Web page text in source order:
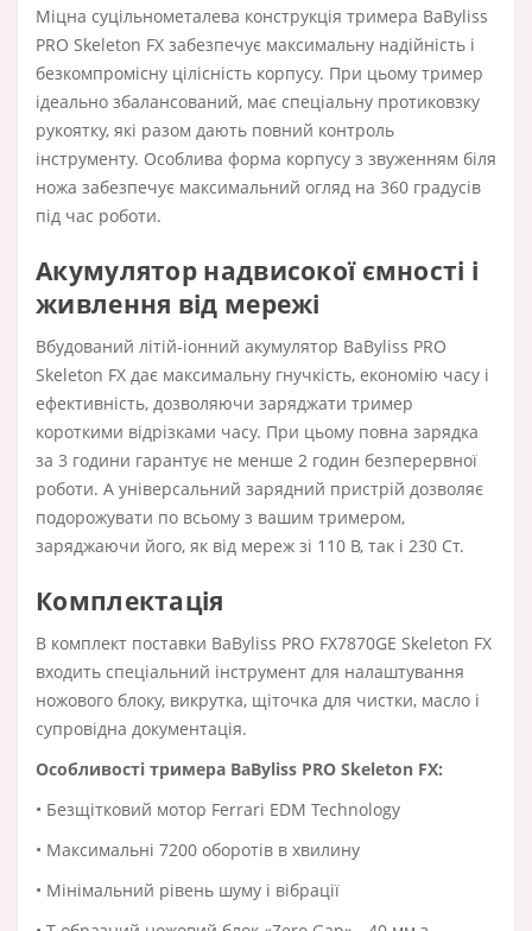
Міцна суцільнометалева конструкція тримера BaByliss
PRO Skeleton FX забезпечує максимальну надійність і
безкомпромісну цілісність корпусу. При цьому тример
ідеально збалансований, має спеціальну протиковзку
рукоятку, які разом дають повний контроль
інструменту. Особлива форма корпусу з звуженням біля
ножа забезпечує максимальний огляд на 360 градусів
під час роботи.
Акумулятор надвисокої ємності і
живлення від мережі
Вбудований літій-іонний акумулятор BaByliss PRO
Skeleton FX дає максимальну гнучкість, економію часу і
ефективність, дозволяючи заряджати тример
короткими відрізками часу. При цьому повна зарядка
за 3 години гарантує не менше 2 годин безперервної
роботи. А універсальний зарядний пристрій дозволяє
подорожувати по всьому з вашим тримером,
заряджаючи його, як від мереж зі 110 В, так і 230 Ст.
Комплектація
В комплект поставки BaByliss PRO FX7870GE Skeleton FX
входить спеціальний інструмент для налаштування
ножового блоку, викрутка, щіточка для чистки, масло і
супровідна документація.
Особливості тримера BaByliss PRO Skeleton FX:
• Безщітковий мотор Ferrari EDM Technology
• Максимальні 7200 оборотів в хвилину
• Мінімальний рівень шуму і вібрації